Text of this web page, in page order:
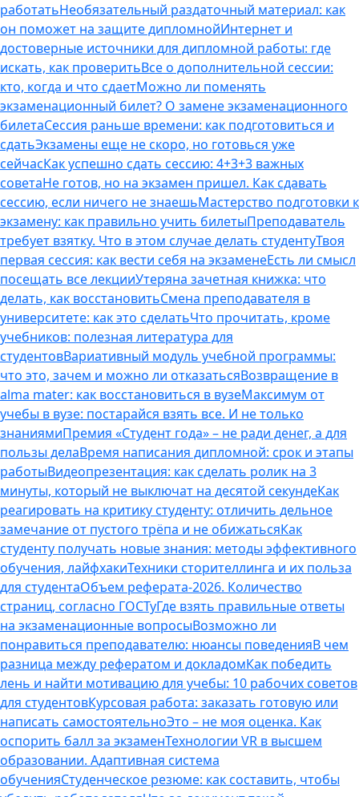
работатьНеобязательный раздаточный материал: как
он поможет на защите дипломнойИнтернет и
достоверные источники для дипломной работы: где
искать, как проверитьВсе о дополнительной сессии:
кто, когда и что сдаетМожно ли поменять
экзаменационный билет? О замене экзаменационного
билетаСессия раньше времени: как подготовиться и
сдатьЭкзамены еще не скоро, но готовься уже
сейчасКак успешно сдать сессию: 4+3+3 важных
советаНе готов, но на экзамен пришел. Как сдавать
сессию, если ничего не знаешьМастерство подготовки к
экзамену: как правильно учить билетыПреподаватель
требует взятку. Что в этом случае делать студентуТвоя
первая сессия: как вести себя на экзаменеЕсть ли смысл
посещать все лекцииУтеряна зачетная книжка: что
делать, как восстановитьСмена преподавателя в
университете: как это сделатьЧто прочитать, кроме
учебников: полезная литература для
студентовВариативный модуль учебной программы:
что это, зачем и можно ли отказатьсяВозвращение в
alma mater: как восстановиться в вузеМаксимум от
учебы в вузе: постарайся взять все. И не только
знаниямиПремия «Студент года» – не ради денег, а для
пользы делаВремя написания дипломной: срок и этапы
работыВидеопрезентация: как сделать ролик на 3
минуты, который не выключат на десятой секундеКак
реагировать на критику студенту: отличить дельное
замечание от пустого трёпа и не обижатьсяКак
студенту получать новые знания: методы эффективного
обучения, лайфхакиТехники сторителлинга и их польза
для студентаОбъем реферата-2026. Количество
страниц, согласно ГОСТуГде взять правильные ответы
на экзаменационные вопросыВозможно ли
понравиться преподавателю: нюансы поведенияВ чем
разница между рефератом и докладомКак победить
лень и найти мотивацию для учебы: 10 рабочих советов
для студентовКурсовая работа: заказать готовую или
написать самостоятельноЭто – не моя оценка. Как
оспорить балл за экзаменТехнологии VR в высшем
образовании. Адаптивная система
обученияСтуденческое резюме: как составить, чтобы